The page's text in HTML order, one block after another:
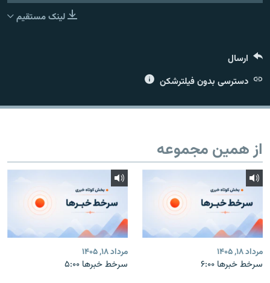
لینک مستقیم
ارسال
دسترسی بدون فیلترشکن
از همین مجموعه
مرداد ۱۸, ۱۴۰۵
سرخط خبرها ۶:۰۰
مرداد ۱۸, ۱۴۰۵
سرخط خبرها ۵:۰۰